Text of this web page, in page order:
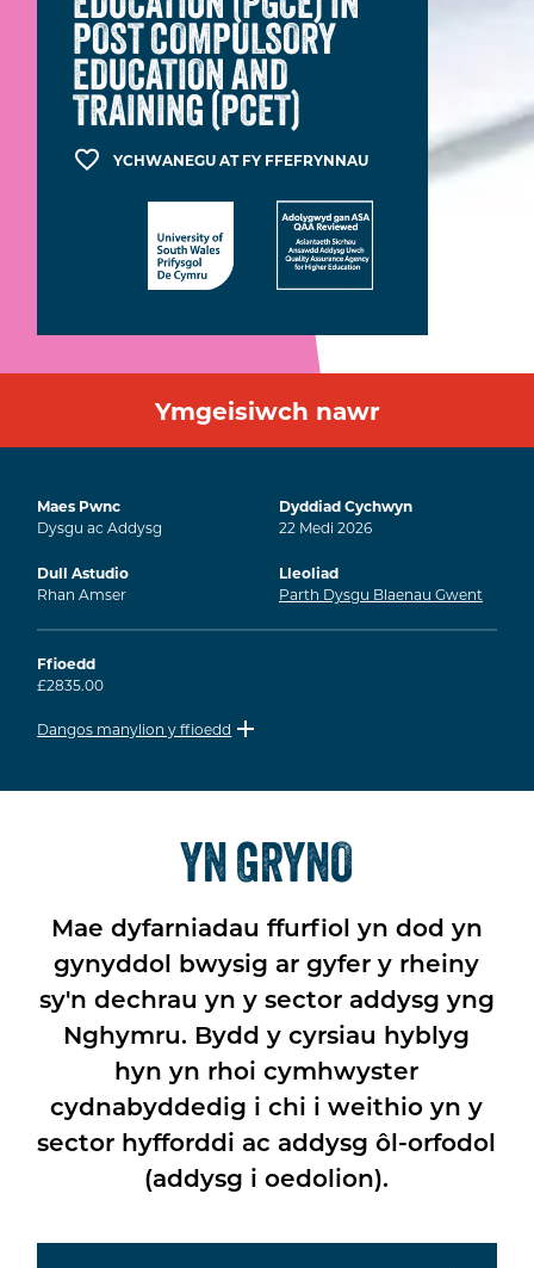
POST COMPULSORY
EDUCATION AND
TRAINING (PCET)
YCHWANEGU AT FY FFEFRYNNAU
Ymgeisiwch nawr
Maes Pwnc
Dysgu ac Addysg
Dyddiad Cychwyn
22 Medi2026
Dull Astudio
Rhan Amser
Lleoliad
Parth Dysgu Blaenau Gwent
Ffioedd
£2835.00
Dangos manylion y ffioedd
YN GRYNO
Mae dyfarniadau ffurfiol yn dod yn
gynyddol bwysig ar gyfer y rheiny
sy'n dechrau yn y sector addysg yng
Nghymru. Bydd y cyrsiau hyblyg
hyn yn rhoi cymhwyster
cydnabyddedig i chi i weithio yn y
sector hyfforddi ac addysg ôl-orfodol
(addysg i oedolion).